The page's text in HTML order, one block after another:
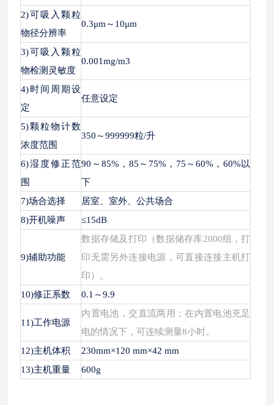
2)可吸入颗粒
物径分辨率
0.3μm～10μm
3)可吸入颗粒
物检测灵敏度
0.001mg/m3
4)时间周期设
定
任意设定
5)颗粒物计数
浓度范围
350～999999粒/升
6)湿度修正范
围
90～85%，85～75%，75～60%，60%以
下
7)场合选择
居室、室外、公共场合
8)开机噪声
≤15dB
9)辅助功能
数据存储及打印（数据储存库2000组，打
印无需另外连接电源，可直接连接主机打
印）。
10)修正系数
0.1～9.9
11)工作电源
内置电池，交直流两用；在内置电池充足
电的情况下，可连续测量8小时。
12)主机体积
230mm×120 mm×42 mm
13)主机重量
600g